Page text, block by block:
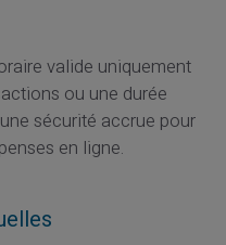
valide uniquement
ou une durée
sécurité accrue pour
en ligne.